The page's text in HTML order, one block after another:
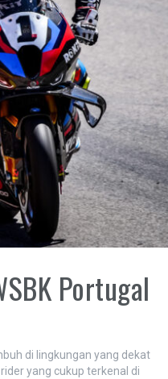
Portugal
di lingkungan yang dekat
yang cukup terkenal di